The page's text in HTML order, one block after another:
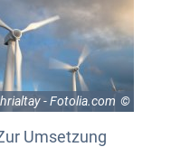
- Fotolia.com
Umsetzung